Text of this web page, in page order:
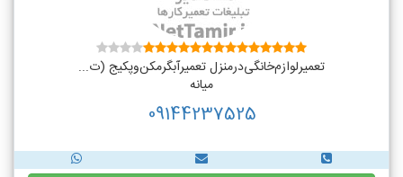
تعمیر‌لوازم‌‌خانگی‌در‌منزل‌ تعمیر‌آبگرمکن‌وپکیج (ت...
میانه
09144237525